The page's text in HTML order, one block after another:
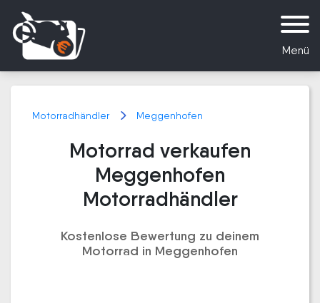
Menü
Motorradhändler Meggenhofen
Motorrad verkaufen
Meggenhofen
Motorradhändler
Kostenlose Bewertung zu deinem
Motorrad in Meggenhofen